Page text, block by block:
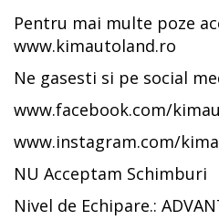
Pentru mai multe poze
www.kimautoland.ro
Ne gasesti si pe social
www.facebook.com/
www.instagram.com/
NU Acceptam Schimburi
Nivel de Echipare.: